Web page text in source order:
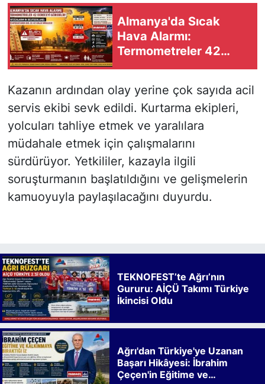
Almanya'da Sıcak
Hava Alarmı:
Termometreler 42
Dereceyi Görebilir
Kazanın ardından olay yerine çok sayıda acil
servis ekibi sevk edildi. Kurtarma ekipleri,
yolcuları tahliye etmek ve yaralılara
müdahale etmek için çalışmalarını
sürdürüyor. Yetkililer, kazayla ilgili
soruşturmanın başlatıldığını ve gelişmelerin
kamuoyuyla paylaşılacağını duyurdu.
TEKNOFEST’te Ağrı’nın
Gururu: AİÇÜ Takımı Türkiye
İkincisi Oldu
Ağrı'dan Türkiye'ye Uzanan
Başarı Hikâyesi: İbrahim
Çeçen'in Eğitime ve